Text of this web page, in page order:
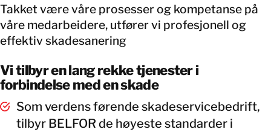
Takket være våre prosesser og kompetanse på
våre medarbeidere, utfører vi profesjonell og
effektiv skadesanering
Vi tilbyr en lang rekke tjenester i
forbindelse med en skade
Som verdens førende skadeservicebedrift,
tilbyr BELFOR de høyeste standarder i